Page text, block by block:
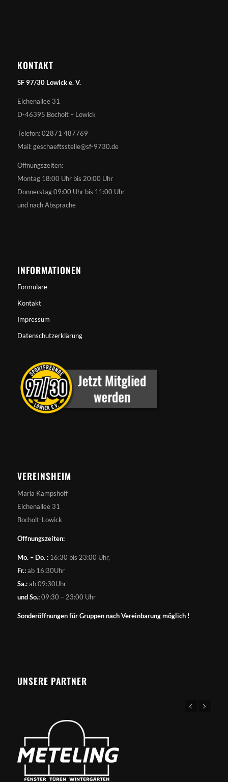
KONTAKT
SF 97/30 Lowick e. V.
Eichenallee 31
D-46395 Bocholt – Lowick
Telefon: 02871 487769
Mail: geschaeftsstelle@sf-9730.de
Öffnungszeiten:
Montag 18:00 Uhr bis 20:00 Uhr
Donnerstag 09:00 Uhr bis 11:00 Uhr
und nach Absprache
INFORMATIONEN
Formulare
Kontakt
Impressum
Datenschutzerklärung
VEREINSHEIM
Maria Kampshoff
Eichenallee 31
Bocholt-Lowick
Öffnungszeiten:
Mo. – Do. :16:30 bis 23:00 Uhr,
Fr.:ab 16:30Uhr
Sa.:ab 09:30Uhr
und So.:09:30 – 23:00 Uhr
Sonderöffnungen für Gruppen nach Vereinbarung möglich !
UNSERE PARTNER